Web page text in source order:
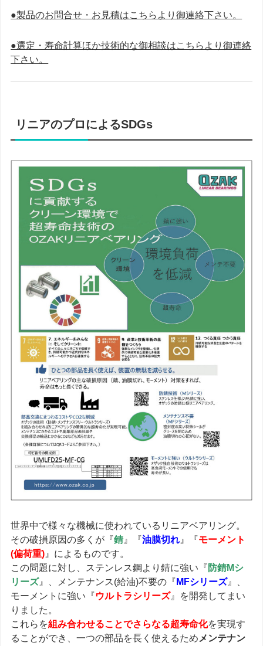
●製品のお問合せ・お見積はこちらより御連絡下さい。
●選定・寿命計算ほか技術的な御相談はこちらより御連絡
下さい。
リニアのプロによるSDGs
世界中で様々な機械に使われているリニアベアリング。
その破損原因の多くが『錆』『油膜切れ 』『モーメント
(偏荷重) 』によるものです。
この問題に対し、ステンレス鋼より錆に強い『 防錆Mシ
リーズ』、メンテナンス(給油)不要の『 MFシリーズ』、
モーメントに強い『ウルトラシリーズ』を開発してまい
りました。
これらを組み合わせることでさらなる超寿命化を実現す
ることができ、一つの部品を長く使えるため メンテナン